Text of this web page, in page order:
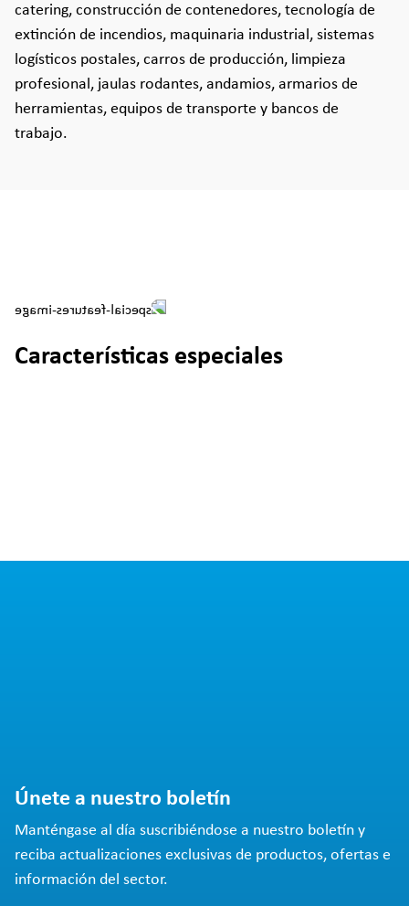
catering, construcción de contenedores, tecnología de
extinción de incendios, maquinaria industrial, sistemas
logísticos postales, carros de producción, limpieza
profesional, jaulas rodantes, andamios, armarios de
herramientas, equipos de transporte y bancos de
trabajo.
Características especiales
Únete a nuestro boletín
Manténgase al día suscribiéndose a nuestro boletín y
reciba actualizaciones exclusivas de productos, ofertas e
información del sector.